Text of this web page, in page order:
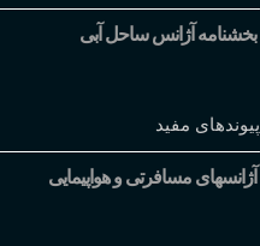
بخشنامه آژانس ساحل آبی
پیوندهای مفید
آژانسهای مسافرتی و هواپیمایی